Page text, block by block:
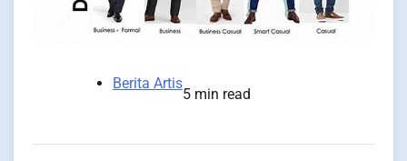
Berita Artis
5 min read